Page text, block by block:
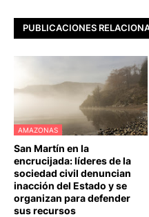
PUBLICACIONES
AMAZONAS
San Martín en la
encrucijada: líderes de la
sociedad civil denuncian
inacción del Estado y se
organizan para defender
sus recursos